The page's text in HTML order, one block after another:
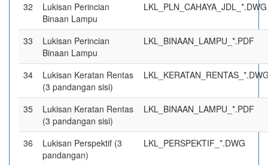
32
Lukisan Perincian
Binaan Lampu
LKL_PLN_CAHAYA_JDL_*.DWG
33
Lukisan Perincian
Binaan Lampu
LKL_BINAAN_LAMPU_*.PDF
34
Lukisan Keratan Rentas
(3 pandangan sisi)
35
Lukisan Keratan Rentas
(3 pandangan sisi)
LKL_BINAAN_LAMPU_*.PDF
36
Lukisan Perspektif (3
pandangan)
LKL_PERSPEKTIF_*.DWG